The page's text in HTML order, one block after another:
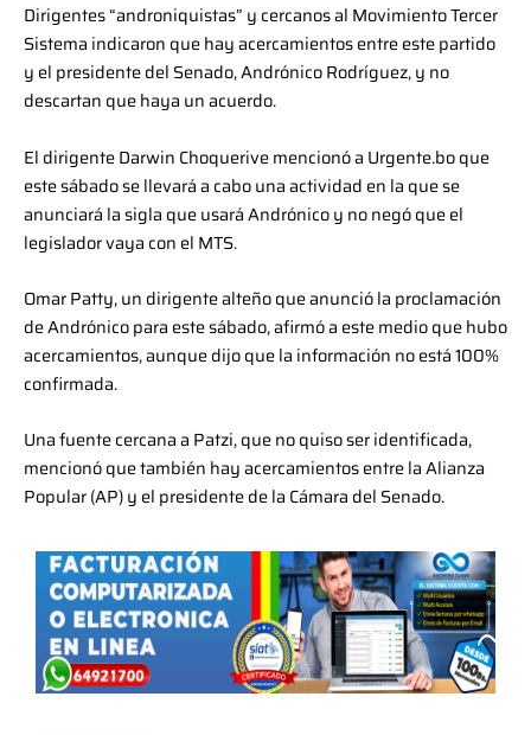
Dirigentes “androniquistas” y cercanos al Movimiento Tercer
Sistema indicaron que hay acercamientos entre este partido
y el presidente del Senado, Andrónico Rodríguez, y no
descartan que haya un acuerdo.
El dirigente Darwin Choquerive mencionó a Urgente.bo que
este sábado se llevará a cabo una actividad en la que se
anunciará la sigla que usará Andrónico y no negó que el
legislador vaya con el MTS.
Omar Patty, un dirigente alteño que anunció la proclamación
de Andrónico para este sábado, afirmó a este medio que hubo
acercamientos, aunque dijo que la información no está 100%
confirmada.
Una fuente cercana a Patzi, que no quiso ser identificada,
mencionó que también hay acercamientos entre la Alianza
Popular (AP) y el presidente de la Cámara del Senado.